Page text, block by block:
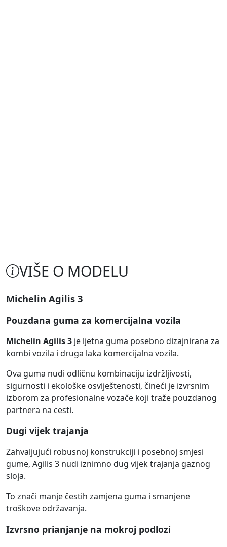
VIŠE O MODELU
Michelin Agilis 3
Pouzdana guma za komercijalna vozila
Michelin Agilis 3 je ljetna guma posebno dizajnirana za
kombi vozila i druga laka komercijalna vozila.
Ova guma nudi odličnu kombinaciju izdržljivosti,
sigurnosti i ekološke osviještenosti, čineći je izvrsnim
izborom za profesionalne vozače koji traže pouzdanog
partnera na cesti.
Dugi vijek trajanja
Zahvaljujući robusnoj konstrukciji i posebnoj smjesi
gume, Agilis 3 nudi iznimno dug vijek trajanja gaznog
sloja.
To znači manje čestih zamjena guma i smanjene
troškove održavanja.
Izvrsno prianjanje na mokroj podlozi